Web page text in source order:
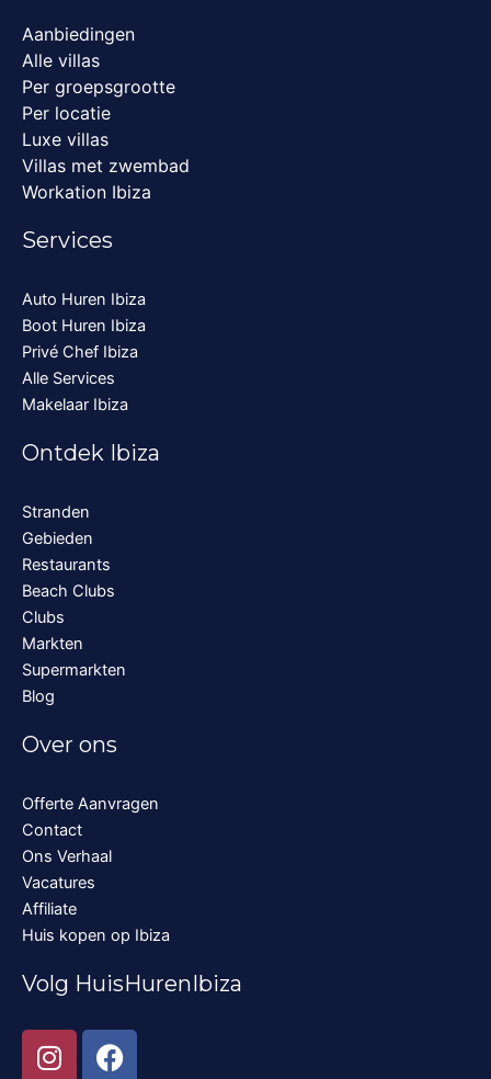
Aanbiedingen
Alle villas
Per groepsgrootte
Per locatie
Luxe villas
Villas met zwembad
Workation Ibiza
Services
Auto Huren Ibiza
Boot Huren Ibiza
Privé Chef Ibiza
Alle Services
Makelaar Ibiza
Ontdek Ibiza
Stranden
Gebieden
Restaurants
Beach Clubs
Clubs
Markten
Supermarkten
Blog
Over ons
Offerte Aanvragen
Contact
Ons Verhaal
Vacatures
Affiliate
Huis kopen op Ibiza
Volg HuisHurenIbiza
I
n
F
a